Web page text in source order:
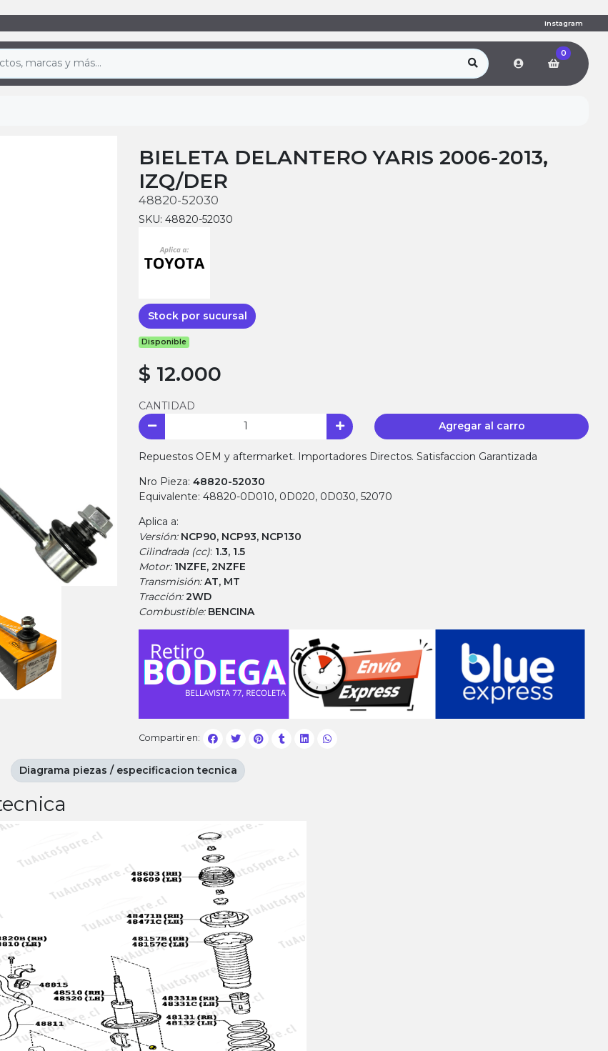
Instagram
0
BIELETA DELANTERO YARIS 2006-2013,
IZQ/DER
48820-52030
SKU: 48820-52030
Stock por sucursal
Disponible
$ 12.000
CANTIDAD
Agregar al carro
Repuestos OEM y aftermarket. Importadores Directos. Satisfaccion Garantizada
Nro Pieza: 48820-52030
Equivalente: 48820-0D010, 0D020, 0D030, 52070
Aplica a:
Versión: NCP90, NCP93, NCP130
Cilindrada (cc): 1.3, 1.5
Motor: 1NZFE, 2NZFE
Transmisión:AT, MT
Tracción:2WD
Combustible: BENCINA
Compartir en:
Diagrama piezas / especificacion tecnica